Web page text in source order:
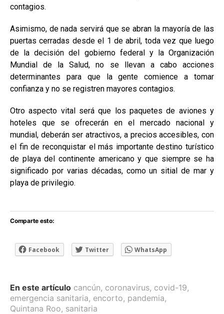
contagios.
Asimismo, de nada servirá que se abran la mayoría de las
puertas cerradas desde el 1 de abril, toda vez que luego
de la decisión del gobierno federal y la Organización
Mundial de la Salud, no se llevan a cabo acciones
determinantes para que la gente comience a tomar
confianza y no se registren mayores contagios.
Otro aspecto vital será que los paquetes de aviones y
hoteles que se ofrecerán en el mercado nacional y
mundial, deberán ser atractivos, a precios accesibles, con
el fin de reconquistar el más importante destino turístico
de playa del continente americano y que siempre se ha
significado por varias décadas, como un sitial de mar y
playa de privilegio.
Comparte esto:
Facebook Twitter WhatsApp
En este artículo cancún, coronavirus, covid-19,
emergencia sanitaria, encorto, pandemia,
Quintana Roo, sanitaria